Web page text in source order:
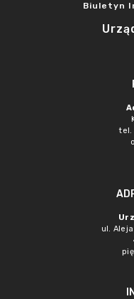
Biuletyn
tel.
ul.